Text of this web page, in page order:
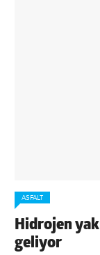
ASFALT
Hidrojen
geliyor